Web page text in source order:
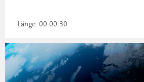
Länge: 00:00:30